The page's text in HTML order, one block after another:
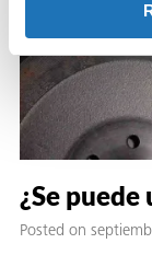
¿Se puede
Posted on